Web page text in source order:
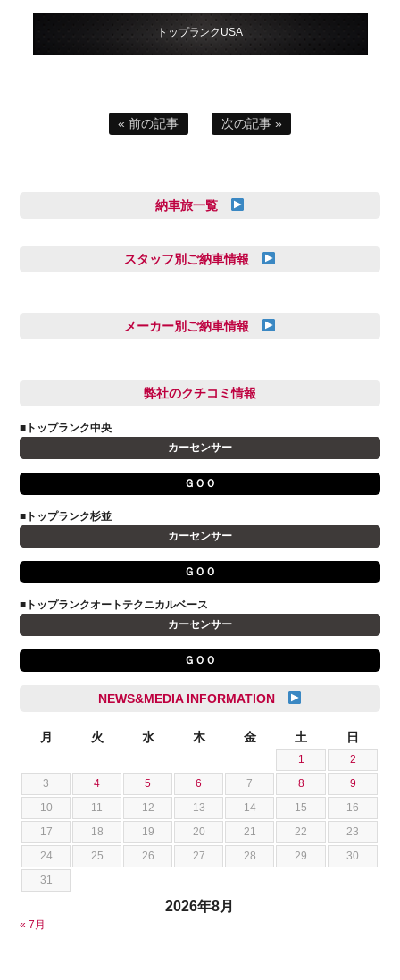
トップランクUSA
« 前の記事 次の記事 »
納車旅一覧
スタッフ別ご納車情報
多田 健人
小澤 孝久
小野 利公
山本 大輔
岩井 裕一
石川 成一郎
荒居 力哉
荻野 雅史
菊池 大誠
藤本 京弥
西川 諒
メーカー別ご納車情報
FIAT
JAGUAR
アストンマーティン
アルファロメオ
キャデラック
クライスラー
クライスラージープ
スズキ
ダッジ
テスラ
トヨタ
ニッサン
フェラーリ
フォルクスワーゲン
弊社のクチコミ情報
■トップランク中央
カーセンサー
ＧＯＯ
■トップランク杉並
カーセンサー
ＧＯＯ
■トップランクオートテクニカルベース
カーセンサー
ＧＯＯ
NEWS&MEDIA INFORMATION
2026年8月
月 火 水 木 金 土 日
1
2
3
4 5 6 7 8
9
10
11 12 13 14 15
16
17
18 19 20 21 22
23
24
25 26 27 28 29
30
31
« 7月